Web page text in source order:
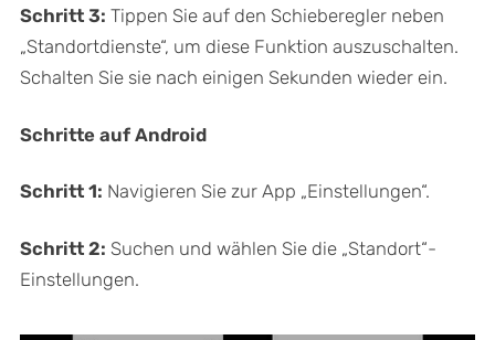
Schritt 3: Tippen Sie auf den Schieberegler neben
„Standortdienste“, um diese Funktion auszuschalten.
Schalten Sie sie nach einigen Sekunden wieder ein.
Schritte auf Android
Schritt 1: Navigieren Sie zur App „Einstellungen“.
Schritt 2: Suchen und wählen Sie die „Standort“-
Einstellungen.